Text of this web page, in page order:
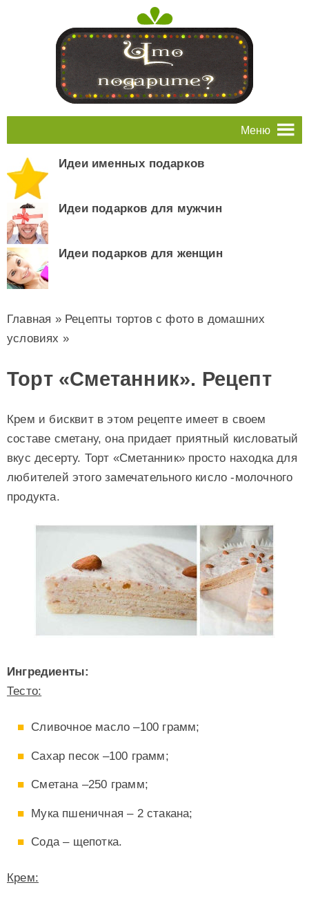
Меню
Идеи именных подарков
Идеи подарков для мужчин
Идеи подарков для женщин
Главная » Рецепты тортов с фото в домашних
условиях »
Торт «Сметанник». Рецепт
Крем и бисквит в этом рецепте имеет в своем
составе сметану, она придает приятный кисловатый
вкус десерту. Торт «Сметанник» просто находка для
любителей этого замечательного кисло -молочного
продукта.
Ингредиенты:
Тесто:
Сливочное масло –100 грамм;
Сахар песок –100 грамм;
Сметана –250 грамм;
Мука пшеничная – 2 стакана;
Сода – щепотка.
Крем: